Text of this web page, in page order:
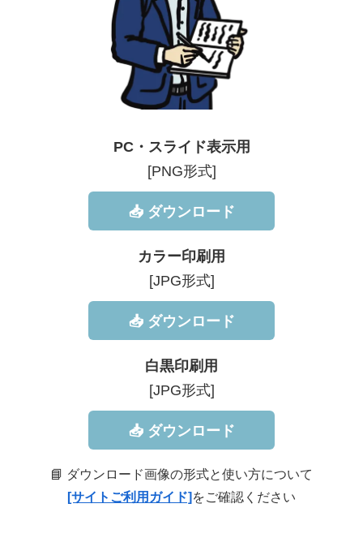
PC・スライド表示用
[PNG形式]
📥 ダウンロード
カラー印刷用
[JPG形式]
📥 ダウンロード
白黒印刷用
[JPG形式]
📥 ダウンロード
📘 ダウンロード画像の形式と使い方について
[サイトご利用ガイド] をご確認ください